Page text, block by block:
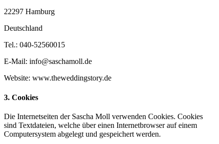
22297 Hamburg
Deutschland
Tel.: 040-52560015
E-Mail: info@saschamoll.de
Website: www.theweddingstory.de
3. Cookies
Die Internetseiten der Sascha Moll verwenden Cookies. Cookies
sind Textdateien, welche über einen Internetbrowser auf einem
Computersystem abgelegt und gespeichert werden.